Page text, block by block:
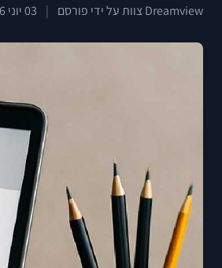
Dreamview צוות על ידי פורסם | 03 יוני 2026